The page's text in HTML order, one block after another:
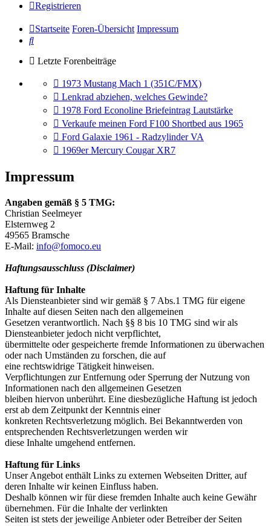
Registrieren
Startseite Foren-Übersicht Impressum
Suche
Letzte Forenbeiträge
Gehe
zum
letzten
Beitrag
1973 Mustang Mach 1 (351C/FMX)
Gehe
zum
letzten
Beitrag
Lenkrad abziehen, welches Gewinde?
Gehe
zum
letzten
Beitrag
1978 Ford Econoline Briefeintrag Lautstärke
Gehe
zum
letzten
Beitrag
Verkaufe meinen Ford F100 Shortbed aus 1965
Gehe
zum
letzten
Ford Galaxie 1961 - Radzylinder VA
Gehe
Beitrag
1969er Mercury Cougar XR7
Impressum
Angaben gemäß § 5 TMG:
Christian Seelmeyer
Elsternweg 2
49565 Bramsche
E-Mail: info@fomoco.eu
Haftungsausschluss (Disclaimer)
Haftung für Inhalte
Als Diensteanbieter sind wir gemäß § 7 Abs.1 TMG für eigene
Inhalte auf diesen Seiten nach den allgemeinen
Gesetzen verantwortlich. Nach §§ 8 bis 10 TMG sind wir als
Diensteanbieter jedoch nicht verpflichtet,
übermittelte oder gespeicherte fremde Informationen zu überwachen
oder nach Umständen zu forschen, die auf
eine rechtswidrige Tätigkeit hinweisen.
Verpflichtungen zur Entfernung oder Sperrung der Nutzung von
Informationen nach den allgemeinen Gesetzen
bleiben hiervon unberührt. Eine diesbezügliche Haftung ist jedoch
erst ab dem Zeitpunkt der Kenntnis einer
konkreten Rechtsverletzung möglich. Bei Bekanntwerden von
entsprechenden Rechtsverletzungen werden wir
diese Inhalte umgehend entfernen.
Haftung für Links
Unser Angebot enthält Links zu externen Webseiten Dritter, auf
deren Inhalte wir keinen Einfluss haben.
Deshalb können wir für diese fremden Inhalte auch keine Gewähr
übernehmen. Für die Inhalte der verlinkten
Seiten ist stets der jeweilige Anbieter oder Betreiber der Seiten